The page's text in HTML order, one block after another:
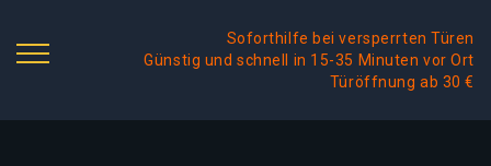
Soforthilfe bei versperrten Türen
Günstig und schnell in 15-35 Minuten vor Ort
Türöffnung ab 30 €